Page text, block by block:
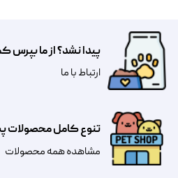
تنوع کامل محصولات
مشاهده همه محصولات
پیدا نشد؟ از ما
​​​ارتباط با ما